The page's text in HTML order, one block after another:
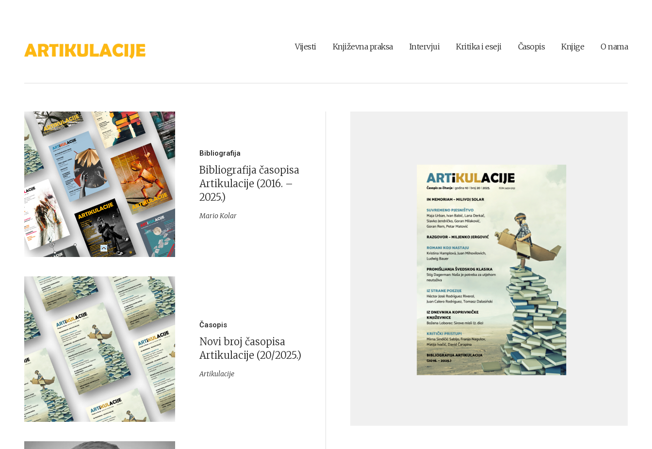
Vijesti Književna praksa Intervjui Kritika i eseji Časopis Knjige O nama
Bibliografija
Bibliografija časopisa
Artikulacije (2016. –
2025.)
Mario Kolar
Časopis
Novi broj časopisa
Artikulacije (20/2025.)
Artikulacije